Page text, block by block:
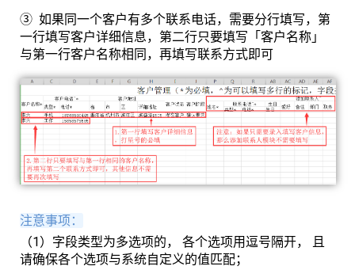
③ 如果同一个客户有多个联系电话，需要分行填写，第
一行填写客户详细信息，第二行只要填写「客户名称」
与第一行客户名称相同，再填写联系方式即可
注意事项：
（1）字段类型为多选项的， 各个选项用逗号隔开， 且
请确保各个选项与系统自定义的值匹配；